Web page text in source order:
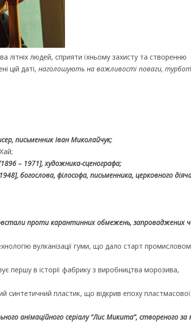
літніх людей, сприяти їхньому захисту та створенню
цій даті, наголошують на важливості поваги,
письменник Іван Миколайчук;
– 1971], художника-сценографа;
богослова, філософа, письменника, церковного
проти карантинних обмежень, запроваджених
вулканізації гуми, що дало старт
першу в історії фабрику з виробництва морозива,
пластик, що відкрив епоху пластмасової
анімаційного серіалу “Лис Микита”, створеного